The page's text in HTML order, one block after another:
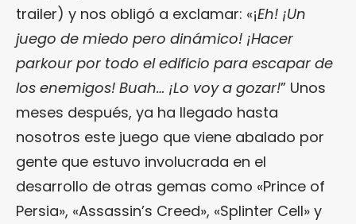
trailer) y nos obligó a exclamar: «¡Eh! ¡Un
juego de miedo pero dinámico! ¡Hacer
parkour por todo el edificio para escapar de
los enemigos! Buah… ¡Lo voy a gozar!” Unos
meses después, ya ha llegado hasta
nosotros este juego que viene abalado por
gente que estuvo involucrada en el
desarrollo de otras gemas como «Prince of
Persia», «Assassin’s Creed», «Splinter Cell» y